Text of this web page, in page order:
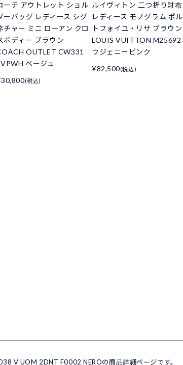
ーチ アウトレット ショル
ーバッグ レディース シグ
チャー ミニ ローアン クロ
ボディー ブラウン
OUTLET CW331
ベージュ
(税込)
ルイヴィトン 二つ折り財布
レディース モノグラム ポル
トフォイユ・リサ ブラウン
LOUIS VUITTON M25692
ウジェニーピンク
¥82,500(税込)
V UOM 2DNT F0002 NEROの商品詳細ページです。